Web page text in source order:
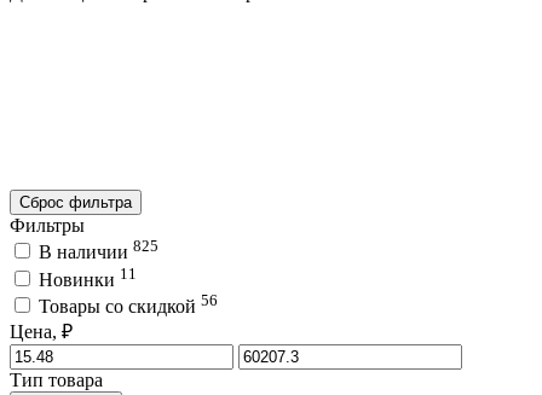
Сброс фильтра
Фильтры
В наличии 825
Новинки 11
Товары со скидкой 56
Цена, ₽
Тип товара